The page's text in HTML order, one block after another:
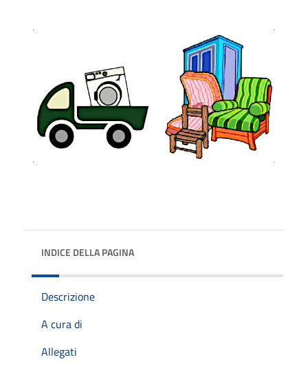
INDICE DELLA PAGINA
Descrizione
A cura di
Allegati